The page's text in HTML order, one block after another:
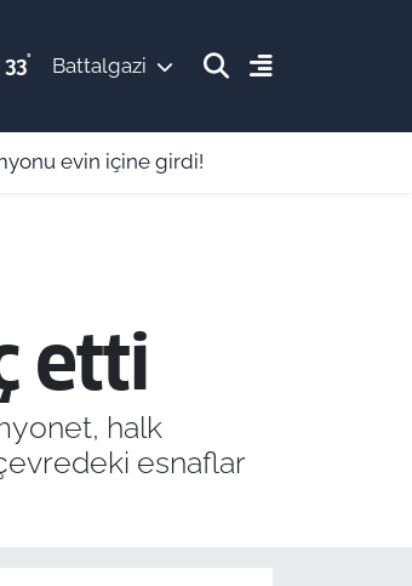
33° Battalgazi
evin içine girdi!
etti
halk
esnaflar